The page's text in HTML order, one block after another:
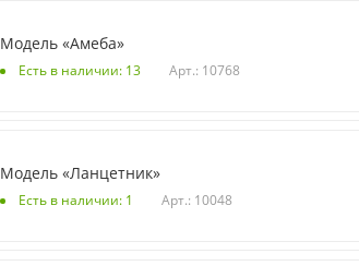
Модель «Амеба»
Есть в наличии: 13 Арт.: 10768
Модель «Ланцетник»
Есть в наличии: 1 Арт.: 10048